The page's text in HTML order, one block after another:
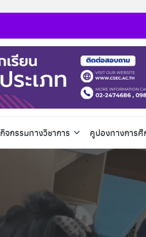
กิจกรรมทางวิชาการ คูปองทางการศึ